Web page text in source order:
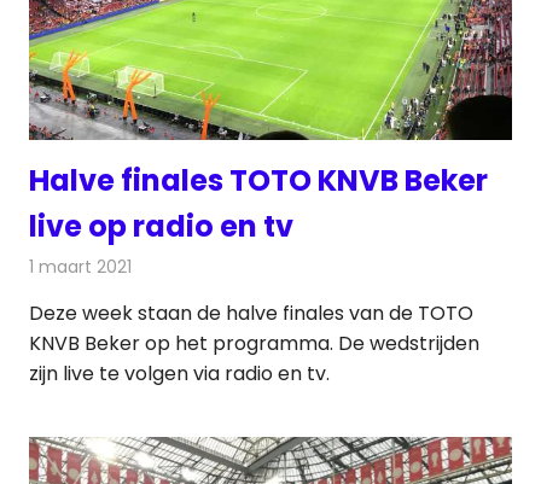
Halve finales TOTO KNVB Beker
live op radio en tv
1 maart 2021
Deze week staan de halve finales van de TOTO
KNVB Beker op het programma. De wedstrijden
zijn live te volgen via radio en tv.